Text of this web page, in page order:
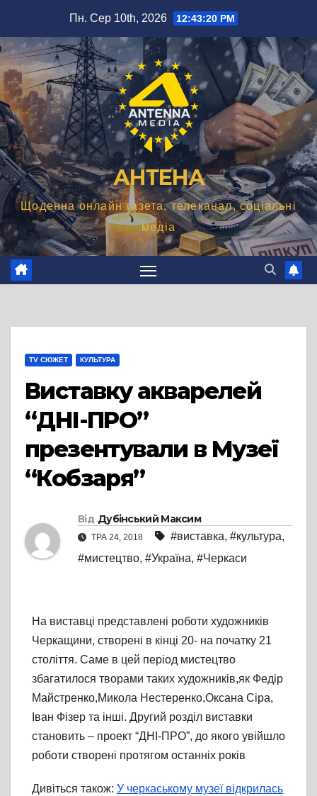
вмісту
Пн. Сер 10th, 2026 12:43:21 PM
АНТЕНА
Щоденна онлайн газета, телеканал, соціальні
медіа
TV СЮЖЕТ КУЛЬТУРА
Виставку акварелей
“ДНІ-ПРО”
презентували в Музеї
“Кобзаря”
Від Дубінський Максим
ТРА 24, 2018 #виставка, #культура,
#мистецтво, #Україна, #Черкаси
На виставці представлені роботи художників
Черкащини, створені в кінці 20- на початку 21
століття. Саме в цей період мистецтво
збагатилося творами таких художників,як Федір
Майстренко,Микола Нестеренко,Оксана Сіра,
Іван Фізер та інші. Другий розділ виставки
становить – проект “ДНІ-ПРО”, до якого увійшло
роботи створені протягом останніх років
Дивіться також: У черкаському музеї відкрилась